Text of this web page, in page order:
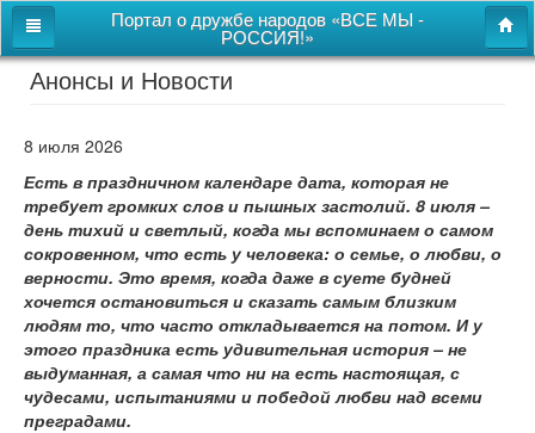
Портал о дружбе народов «ВСЕ МЫ -
РОССИЯ!»
Главная
Новости
СВОи
Этнокультурная карта
Казачий центр
Детям
Видео
Анонсы и Новости
8 июля 2026
Есть в праздничном календаре дата, которая не
требует громких слов и пышных застолий. 8 июля –
день тихий и светлый, когда мы вспоминаем о самом
сокровенном, что есть у человека: о семье, о любви, о
верности. Это время, когда даже в суете будней
хочется остановиться и сказать самым близким
людям то, что часто откладывается на потом. И у
этого праздника есть удивительная история – не
выдуманная, а самая что ни на есть настоящая, с
чудесами, испытаниями и победой любви над всеми
преградами.